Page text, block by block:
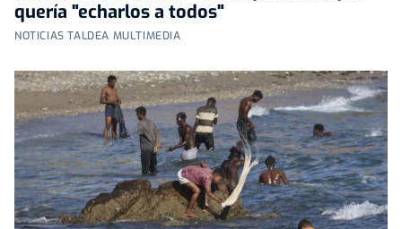
quería "echarlos a todos"
NOTICIAS TALDEA MULTIMEDIA